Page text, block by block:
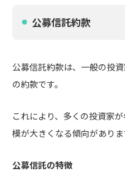
公募信託約款
公募信託約款は、一般の投
の約款です。
これにより、多くの投資家
模が大きくなる傾向がありま
公募信託の特徴